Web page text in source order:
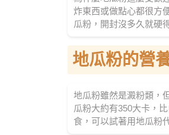
炸東西或做點心都很方
瓜粉，開封沒多久就硬
地瓜粉的營
地瓜粉雖然是澱粉類，
瓜粉大約有350大卡，
食，可以試著用地瓜粉